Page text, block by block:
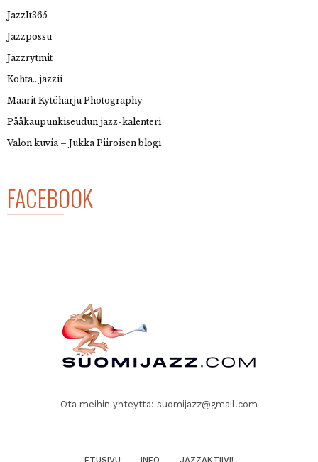
JazzIt365
Jazzpossu
Jazzrytmit
Kohta…jazzii
Maarit Kytöharju Photography
Pääkaupunkiseudun jazz-kalenteri
Valon kuvia – Jukka Piiroisen blogi
FACEBOOK
Ota meihin yhteyttä: suomijazz@gmail.com
ETUSIVU INFO JAZZAKTIIVI!